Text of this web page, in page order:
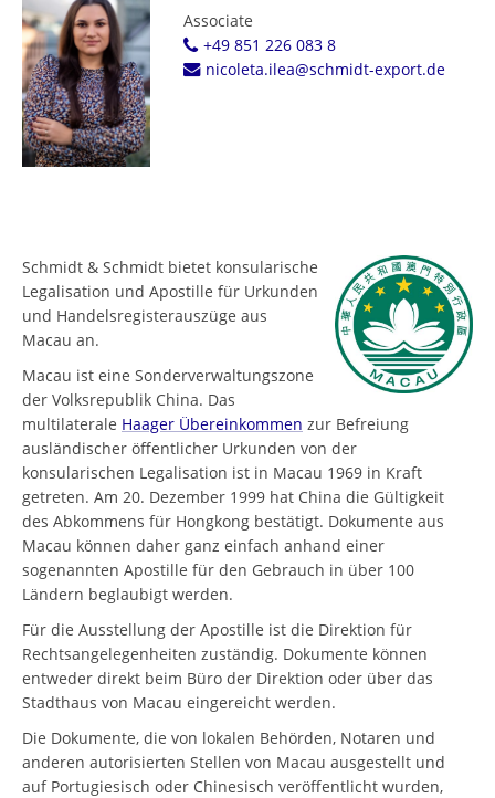
Associate
+49 851 226 083 8
nicoleta.ilea@schmidt-export.de
Schmidt & Schmidt bietet konsularische
Legalisation und Apostille für Urkunden
und Handelsregisterauszüge aus
Macau an.
Macau ist eine Sonderverwaltungszone
der Volksrepublik China. Das
multilaterale Haager Übereinkommen zur Befreiung
ausländischer öffentlicher Urkunden von der
konsularischen Legalisation ist in Macau 1969 in Kraft
getreten. Am 20. Dezember 1999 hat China die Gültigkeit
des Abkommens für Hongkong bestätigt. Dokumente aus
Macau können daher ganz einfach anhand einer
sogenannten Apostille für den Gebrauch in über 100
Ländern beglaubigt werden.
Für die Ausstellung der Apostille ist die Direktion für
Rechtsangelegenheiten zuständig. Dokumente können
entweder direkt beim Büro der Direktion oder über das
Stadthaus von Macau eingereicht werden.
Die Dokumente, die von lokalen Behörden, Notaren und
anderen autorisierten Stellen von Macau ausgestellt und
auf Portugiesisch oder Chinesisch veröffentlicht wurden,